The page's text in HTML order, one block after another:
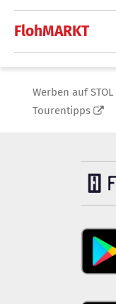
FlohMARKT
Werben auf STOL
Tourentipps